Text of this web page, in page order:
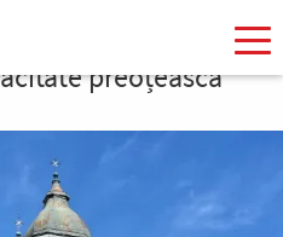
preoțească